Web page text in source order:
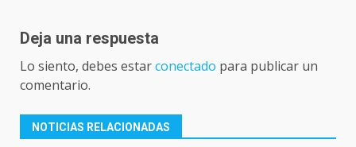
Deja una respuesta
Lo siento, debes estarconectado para publicar un
comentario.
NOTICIAS RELACIONADAS